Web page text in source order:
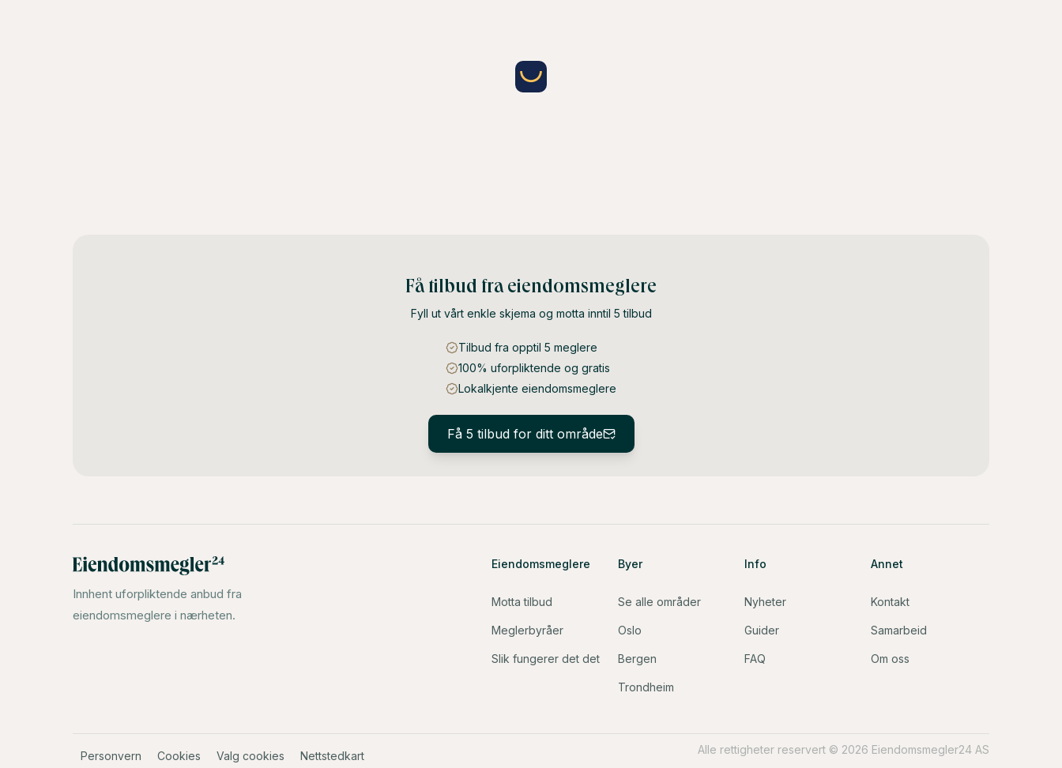
Få tilbud fra eiendomsmeglere
Fyll ut vårt enkle skjema og motta inntil 5 tilbud
Tilbud fra opptil 5 meglere
100% uforpliktende og gratis
Lokalkjente eiendomsmeglere
Få 5 tilbud for ditt område
Innhent uforpliktende anbud fra
eiendomsmeglere i nærheten.
Eiendomsmeglere
Motta tilbud
Meglerbyråer
Slik fungerer det det
Byer
Se alle områder
Oslo
Bergen
Trondheim
Info
Nyheter
Guider
FAQ
Annet
Kontakt
Samarbeid
Om oss
Personvern Cookies Valg cookies Nettstedkart Alle rettigheter reservert © 2026 Eiendomsmegler24 AS